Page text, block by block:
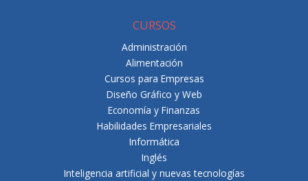
CURSOS
Administración
Alimentación
Cursos para Empresas
Diseño Gráfico y Web
Economía y Finanzas
Habilidades Empresariales
Informática
Inglés
Inteligencia artificial y nuevas tecnologías